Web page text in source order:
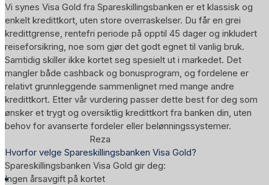
Vi synes Visa Gold fra Spareskillingsbanken er et klassisk og
enkelt kredittkort, uten store overraskelser. Du får en grei
kredittgrense, rentefri periode på opptil 45 dager og inkludert
reiseforsikring, noe som gjør det godt egnet til vanlig bruk.
Samtidig skiller ikke kortet seg spesielt ut i markedet. Det
mangler både cashback og bonusprogram, og fordelene er
relativt grunnleggende sammenlignet med mange andre
kredittkort. Etter vår vurdering passer dette best for deg som
ønsker et trygt og oversiktlig kredittkort fra banken din, uten
behov for avanserte fordeler eller belønningssystemer.
Reza
Hvorfor velge Spareskillingsbanken Visa Gold?
Spareskillingsbanken Visa Gold gir deg:
Ingen årsavgift på kortet